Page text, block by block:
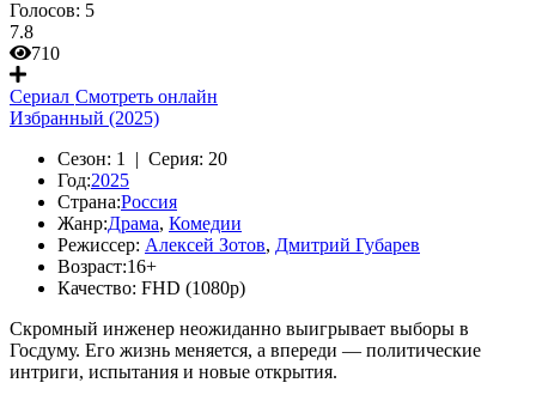
Голосов: 5
7.8
710
Сериал Смотреть онлайн
Избранный (2025)
Сезон: 1 | Серия: 20
Год:2025
Страна:Россия
Жанр:Драма, Комедии
Режиссер: Алексей Зотов, Дмитрий Губарев
Возраст:16+
Качество: FHD (1080p)
Скромный инженер неожиданно выигрывает выборы в
Госдуму. Его жизнь меняется, а впереди — политические
интриги, испытания и новые открытия.